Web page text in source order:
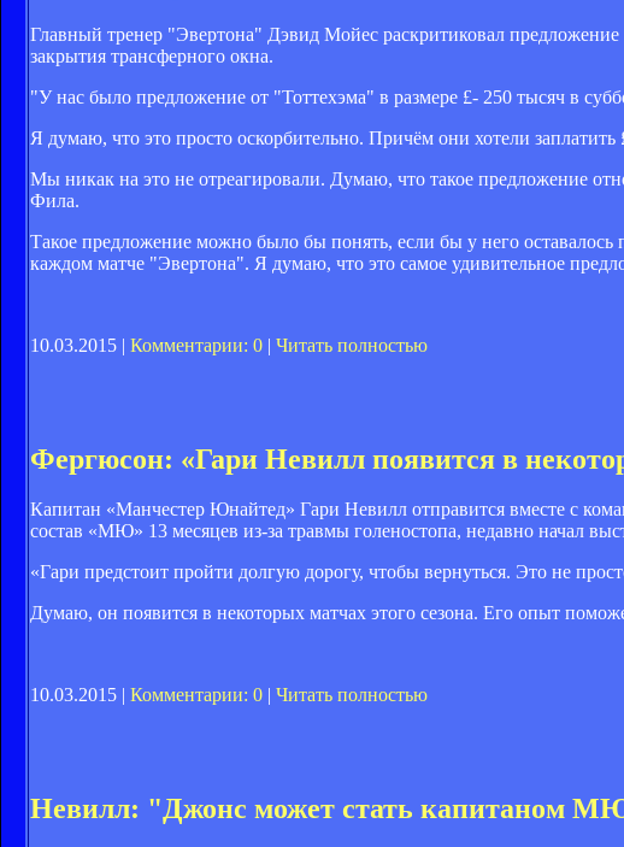
Главный тренер "Эвертона" Дэвид Мойес раскритиковал
закрытия трансферного окна.
"У нас было предложение от "Тоттехэма" в размере £- 250 тысяч в
Я думаю, что это просто оскорбительно. Причём они хотели заплатить
Мы никак на это не отреагировали. Думаю, что такое предложение
Фила.
Такое предложение можно было бы понять, если бы у него оставалось
каждом матче "Эвертона". Я думаю, что это самое удивительное
10.03.2015 | Комментарии: 0 | Читать полностью
Фергюсон: «Гари Невилл появится в
Капитан «Манчестер Юнайтед» Гари Невилл отправится вместе с
состав «МЮ» 13 месяцев из-за травмы голеностопа, недавно начал
«Гари предстоит пройти долгую дорогу, чтобы вернуться. Это не
Думаю, он появится в некоторых матчах этого сезона. Его опыт
10.03.2015 | Комментарии: 0 | Читать полностью
Невилл: "Джонс может стать капитаном